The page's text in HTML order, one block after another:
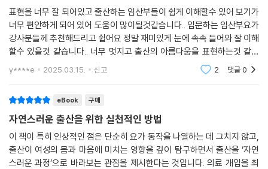
표현을 너무 잘 되어있고 출산하는 임산부들이 쉽게 이해할수 있어 보기가
너무 편안하게 되어 있어 도움이 많이될것같습니다.. 입문하는 임산부요가
강사분들께 추천해드리고 쉽어요 정말 재미있게 눈에 속속 들어와 잘 이해
할수 있을것 같습니다.. 너무 멋지고 출산의 아름다움을 표현하는것 같아
y****e 2025.03.15. 신고 2 댓글0
eBook 구매
자연스러운 출산을 위한 실천적인 방법
이 책이 특히 인상적인 점은 단순히 요가 동작을 나열하는 데 그치지 않고,
출산이 여성의 몸과 마음에 미치는 영향을 깊이 탐구하면서 출산을 ‘자연
스러운 과정’으로 바라보는 관점을 제시한다는 것입니다. 의료 개입을 최